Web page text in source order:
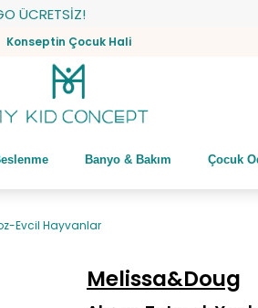
Konseptin Çocuk Hali
Banyo & Bakım Çocuk
Evcil Hayvanlar
Melissa&Doug